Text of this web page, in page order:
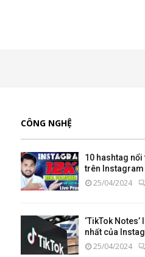
CÔNG NGHỆ
10 hashtag nổi
trên
25/04/2024
‘TikTok
nhất của
25/04/2024